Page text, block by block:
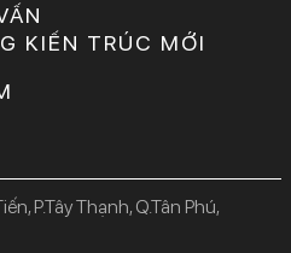
KIẾN TRÚC MỚI
P.Tây Thạnh, Q.Tân Phú,